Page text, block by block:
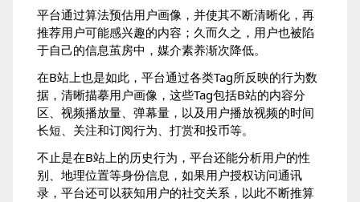
平台通过算法预估用户画像，并使其不断清晰化，再
推荐用户可能感兴趣的内容；久而久之，用户也被陷
于自己的信息茧房中，媒介素养渐次降低。
在B站上也是如此，平台通过各类Tag所反映的行为数
据，清晰描摹用户画像，这些Tag包括B站的内容分
区、视频播放量、弹幕量，以及用户播放视频的时间
长短、关注和订阅行为、打赏和投币等。
不止是在B站上的历史行为，平台还能分析用户的性
别、地理位置等身份信息，如果用户授权访问通讯
录，平台还可以获知用户的社交关系，以此不断推算